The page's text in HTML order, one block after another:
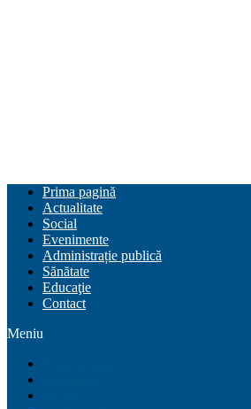
Prima pagină
Actualitate
Social
Evenimente
Administrație publică
Sănătate
Educaţie
Contact
Meniu